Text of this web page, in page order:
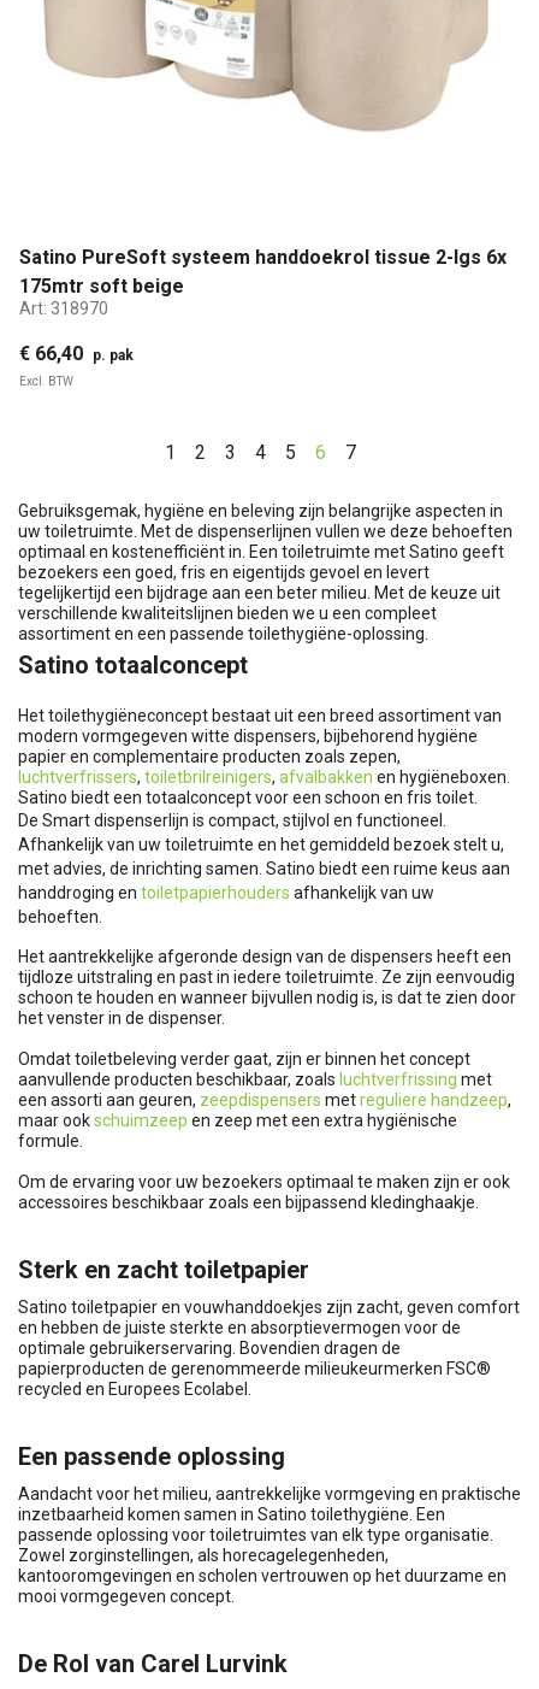
Satino PureSoft systeem handdoekrol tissue 2-lgs 6x
175mtr soft beige
Art: 318970
€ 66,40 p. pak
Excl. BTW
1 2 3 4 5 6 7
Gebruiksgemak, hygiëne en beleving zijn belangrijke aspecten in
uw toiletruimte. Met de dispenserlijnen vullen we deze behoeften
optimaal en kostenefficiënt in. Een toiletruimte met Satino geeft
bezoekers een goed, fris en eigentijds gevoel en levert
tegelijkertijd een bijdrage aan een beter milieu. Met de keuze uit
verschillende kwaliteitslijnen bieden we u een compleet
assortiment en een passende toilethygiëne-oplossing.
Satino totaalconcept
Het toilethygiëneconcept bestaat uit een breed assortiment van
modern vormgegeven witte dispensers, bijbehorend hygiëne
papier en complementaire producten zoals zepen,
luchtverfrissers, toiletbrilreinigers, afvalbakken en hygiëneboxen.
Satino biedt een totaalconcept voor een schoon en fris toilet.
De Smart dispenserlijn is compact, stijlvol en functioneel.
Afhankelijk van uw toiletruimte en het gemiddeld bezoek stelt u,
met advies, de inrichting samen. Satino biedt een ruime keus aan
handdroging en toiletpapierhouders afhankelijk van uw
behoeften.
Het aantrekkelijke afgeronde design van de dispensers heeft een
tijdloze uitstraling en past in iedere toiletruimte. Ze zijn eenvoudig
schoon te houden en wanneer bijvullen nodig is, is dat te zien door
het venster in de dispenser.
Omdat toiletbeleving verder gaat, zijn er binnen het concept
aanvullende producten beschikbaar, zoals luchtverfrissing met
een assorti aan geuren, zeepdispensers metreguliere handzeep,
maar ookschuimzeep en zeep met een extra hygiënische
formule.
Om de ervaring voor uw bezoekers optimaal te maken zijn er ook
accessoires beschikbaar zoals een bijpassend kledinghaakje.
Sterk en zacht toiletpapier
Satino toiletpapier en vouwhanddoekjes zijn zacht, geven comfort
en hebben de juiste sterkte en absorptievermogen voor de
optimale gebruikerservaring. Bovendien dragen de
papierproducten de gerenommeerde milieukeurmerken FSC®
recycled en Europees Ecolabel.
Een passende oplossing
Aandacht voor het milieu, aantrekkelijke vormgeving en praktische
inzetbaarheid komen samen in Satino toilethygiëne. Een
passende oplossing voor toiletruimtes van elk type organisatie.
Zowel zorginstellingen, als horecagelegenheden,
kantooromgevingen en scholen vertrouwen op het duurzame en
mooi vormgegeven concept.
De Rol van Carel Lurvink